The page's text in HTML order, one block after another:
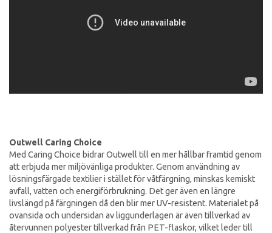
Outwell Caring Choice
Med Caring Choice bidrar Outwell till en mer hållbar framtid genom
att erbjuda mer miljövänliga produkter. Genom användning av
lösningsfärgade textilier i stället för våtfärgning, minskas kemiskt
avfall, vatten och energiförbrukning. Det ger även en längre
livslängd på färgningen då den blir mer UV-resistent. Materialet på
ovansida och undersidan av liggunderlagen är även tillverkad av
återvunnen polyester tillverkad från PET-flaskor, vilket leder till